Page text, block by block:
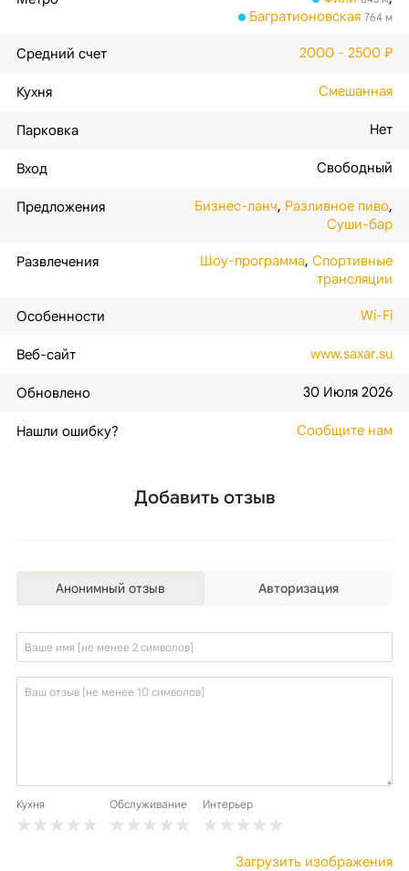
Багратионовская 764 м
Средний счет 2000 - 2500 ₽
Кухня Смешанная
Парковка Нет
Вход Свободный
Предложения Бизнес-ланч, Разливное пиво,
Суши-бар
Развлечения Шоу-программа,Спортивные
трансляции
Особенности Wi-Fi
Веб-сайт www.saxar.su
Обновлено 30 Июля 2026
Нашли ошибку? Сообщите нам
Добавить отзыв
Анонимный отзыв Авторизация
Кухня Обслуживание Интерьер
Загрузить изображения